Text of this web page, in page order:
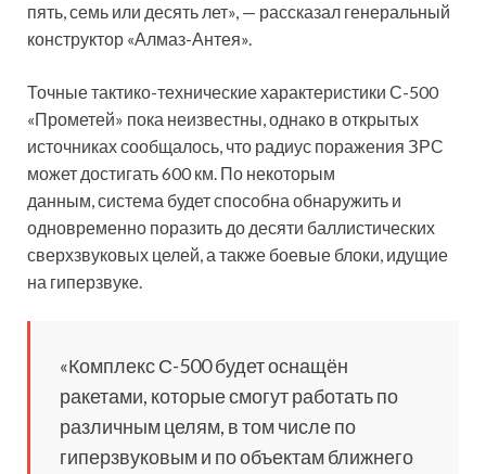
пять, семь или десять лет», — рассказал генеральный
конструктор «Алмаз-Антея».
Точные тактико-технические характеристики С-500
«Прометей» пока неизвестны, однако в открытых
источниках сообщалось, что радиус поражения ЗРС
может достигать 600 км. По некоторым
данным, система будет способна обнаружить и
одновременно поразить до десяти баллистических
сверхзвуковых целей, а также боевые блоки, идущие
на гиперзвуке.
«Комплекс С-500 будет оснащён
ракетами, которые смогут работать по
различным целям, в том числе по
гиперзвуковым и по объектам ближнего